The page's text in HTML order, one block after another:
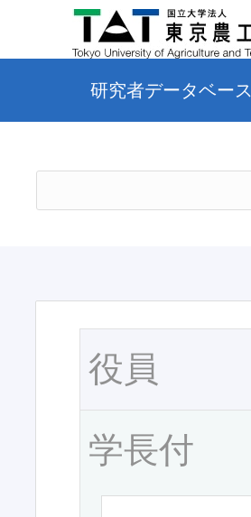
研究者データベース
役員
学長付